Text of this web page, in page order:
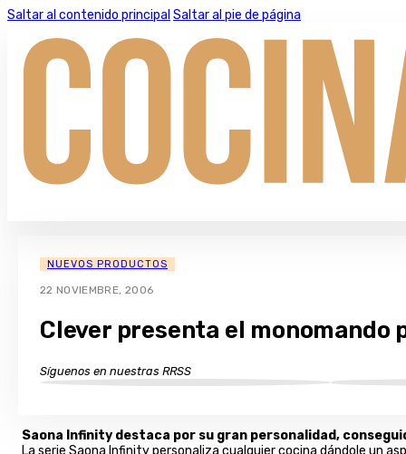
Saltar al contenido principal Saltar al pie de página
NUEVOS PRODUCTOS
22 NOVIEMBRE, 2006
Clever presenta el monomando
Síguenos en nuestras RRSS
Saona Infinity destaca por su gran personalidad,
La serie Saona Infinity personaliza cualquier cocina dándole un